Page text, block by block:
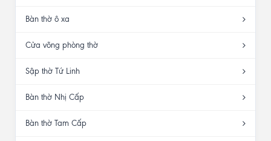
Bàn thờ ô xa
Cửa võng phòng thờ
Sập thờ Tứ Linh
Bàn thờ Nhị Cấp
Bàn thờ Tam Cấp